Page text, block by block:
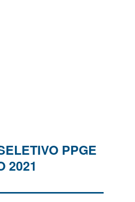
PPGE
2021